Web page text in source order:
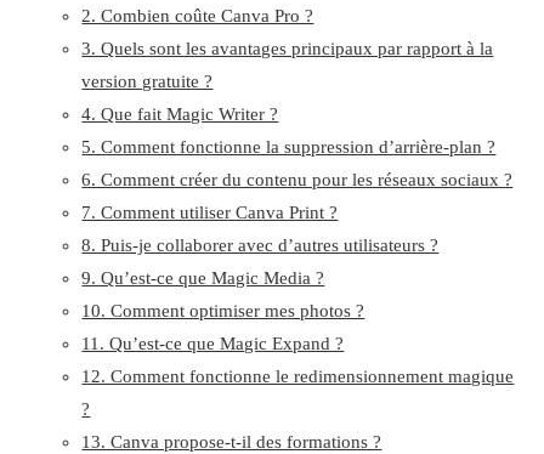
2. Combien coûte Canva Pro ?
3. Quels sont les avantages principaux par rapport à la
version gratuite ?
4. Que fait Magic Writer ?
5. Comment fonctionne la suppression d’arrière-plan ?
6. Comment créer du contenu pour les réseaux sociaux ?
7. Comment utiliser Canva Print ?
8. Puis-je collaborer avec d’autres utilisateurs ?
9. Qu’est-ce que Magic Media ?
10. Comment optimiser mes photos ?
11. Qu’est-ce que Magic Expand ?
12. Comment fonctionne le redimensionnement magique
?
13. Canva propose-t-il des formations ?